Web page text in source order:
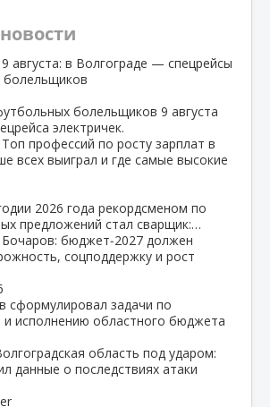
9 августа: в Волгограде — спецрейсы
болельщиков
болельщиков 9 августа
электричек.
Топ профессий по росту зарплат в
всех выиграл и где самые высокие
2026 года рекордсменом по
предложений стал сварщик:…
Бочаров: бюджет‑2027 должен
соцподдержку и рост
сформулировал задачи по
исполнению областного бюджета
область под ударом:
данные о последствиях атаки